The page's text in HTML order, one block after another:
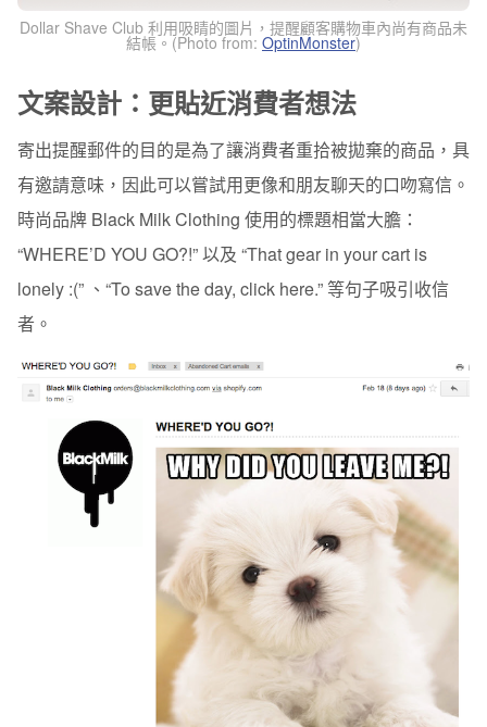
Dollar Shave Club 利用吸睛的圖片，提醒顧客購物車內尚有商品未
結帳。(Photo from: OptinMonster)
文案設計：更貼近消費者想法
寄出提醒郵件的目的是為了讓消費者重拾被拋棄的商品，具
有邀請意味，因此可以嘗試用更像和朋友聊天的口吻寫信。
時尚品牌 Black Milk Clothing 使用的標題相當大膽：
“WHERE’D YOU GO?!” 以及 “That gear in your cart is
lonely :(” 、“To save the day, click here.” 等句子吸引收信
者。